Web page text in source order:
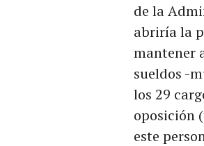
de la
abriría la
mantener
sueldos -
los 29
oposición
este